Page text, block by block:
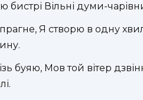
бистрі Вільні думи-
Я створю в одну
буяю, Мов той вітер